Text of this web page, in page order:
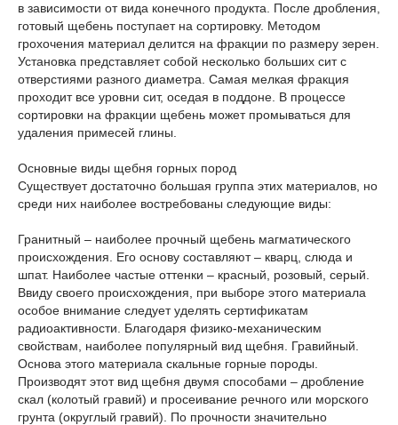
в зависимости от вида конечного продукта. После дробления,
готовый щебень поступает на сортировку. Методом
грохочения материал делится на фракции по размеру зерен.
Установка представляет собой несколько больших сит с
отверстиями разного диаметра. Самая мелкая фракция
проходит все уровни сит, оседая в поддоне. В процессе
сортировки на фракции щебень может промываться для
удаления примесей глины.
Основные виды щебня горных пород
Существует достаточно большая группа этих материалов, но
среди них наиболее востребованы следующие виды:
Гранитный – наиболее прочный щебень магматического
происхождения. Его основу составляют – кварц, слюда и
шпат. Наиболее частые оттенки – красный, розовый, серый.
Ввиду своего происхождения, при выборе этого материала
особое внимание следует уделять сертификатам
радиоактивности. Благодаря физико-механическим
свойствам, наиболее популярный вид щебня. Гравийный.
Основа этого материала скальные горные породы.
Производят этот вид щебня двумя способами – дробление
скал (колотый гравий) и просеивание речного или морского
грунта (округлый гравий). По прочности значительно